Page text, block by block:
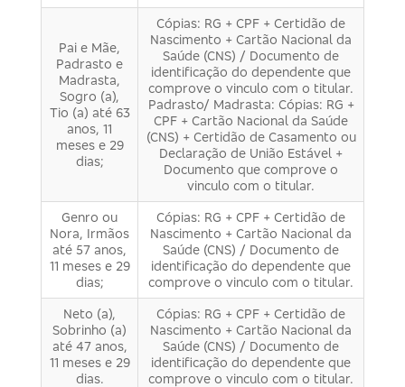
Pai e Mãe,
Padrasto e
Madrasta,
Sogro (a),
Tio (a) até 63
anos, 11
meses e 29
dias;
Cópias: RG + CPF + Certidão de
Nascimento + Cartão Nacional da
Saúde (CNS) / Documento de
identificação do dependente que
comprove o vinculo com o titular.
Padrasto/ Madrasta: Cópias: RG +
CPF + Cartão Nacional da Saúde
(CNS) + Certidão de Casamento ou
Declaração de União Estável +
Documento que comprove o
vinculo com o titular.
Genro ou
Nora, Irmãos
até 57 anos,
11 meses e 29
dias;
Cópias: RG + CPF + Certidão de
Nascimento + Cartão Nacional da
Saúde (CNS) / Documento de
identificação do dependente que
comprove o vinculo com o titular.
Neto (a),
Sobrinho (a)
até 47 anos,
11 meses e 29
dias.
Cópias: RG + CPF + Certidão de
Nascimento + Cartão Nacional da
Saúde (CNS) / Documento de
identificação do dependente que
comprove o vinculo com o titular.